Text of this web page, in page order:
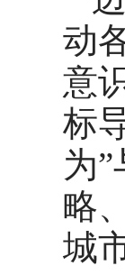
动
意
标
为
略
城